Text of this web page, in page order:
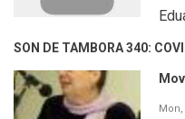
SON DE TAMBORA 340:
Mon,